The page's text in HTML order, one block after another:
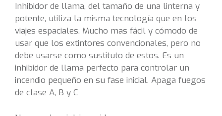
Inhibidor de llama, del tamaño de una linterna y
potente, utiliza la misma tecnología que en los
viajes espaciales. Mucho mas fácil y cómodo de
usar que los extintores convencionales, pero no
debe usarse como sustituto de estos. Es un
inhibidor de llama perfecto para controlar un
incendio pequeño en su fase inicial. Apaga fuegos
de clase A, B y C